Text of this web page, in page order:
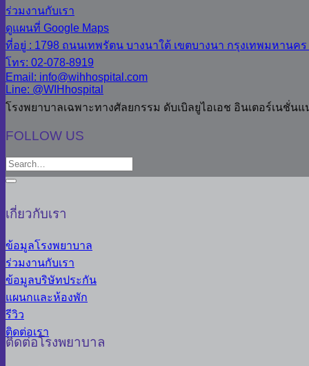
ร่วมงานกับเรา
ดูแผนที่ Google Maps
ที่อยู่ : 1798 ถนนเทพรัตน บางนาใต้ เขตบางนา กรุงเทพมหานคร
โทร: 02-078-8919
Email: info@wihhospital.com
Line: @WIHhospital
โรงพยาบาลเฉพาะทางศัลยกรรม ดับเบิลยูไอเอช อินเตอร์เนชั่นแ
FOLLOW US
เกี่ยวกับเรา
ข้อมูลโรงพยาบาล
ร่วมงานกับเรา
ข้อมูลบริษัทประกัน
แผนกและห้องพัก
รีวิว
ติดต่อเรา
ติดต่อโรงพยาบาล